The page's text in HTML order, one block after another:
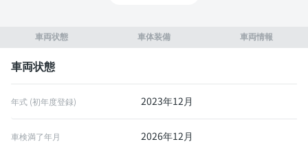
車両状態 車体装備 車両情報
車両状態
年式 (初年度登録) 2023年12月
車検満了年月 2026年12月